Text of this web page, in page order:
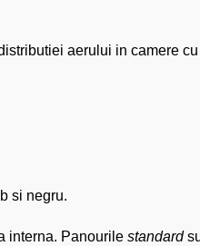
aerului in camere
si negru.
interna. Panourile standard